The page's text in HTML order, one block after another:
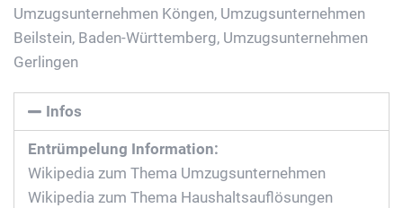
Umzugsunternehmen Köngen, Umzugsunternehmen
Beilstein, Baden-Württemberg, Umzugsunternehmen
Gerlingen
Infos
Entrümpelung Information:
Wikipedia zum Thema Umzugsunternehmen
Wikipedia zum Thema Haushaltsauflösungen